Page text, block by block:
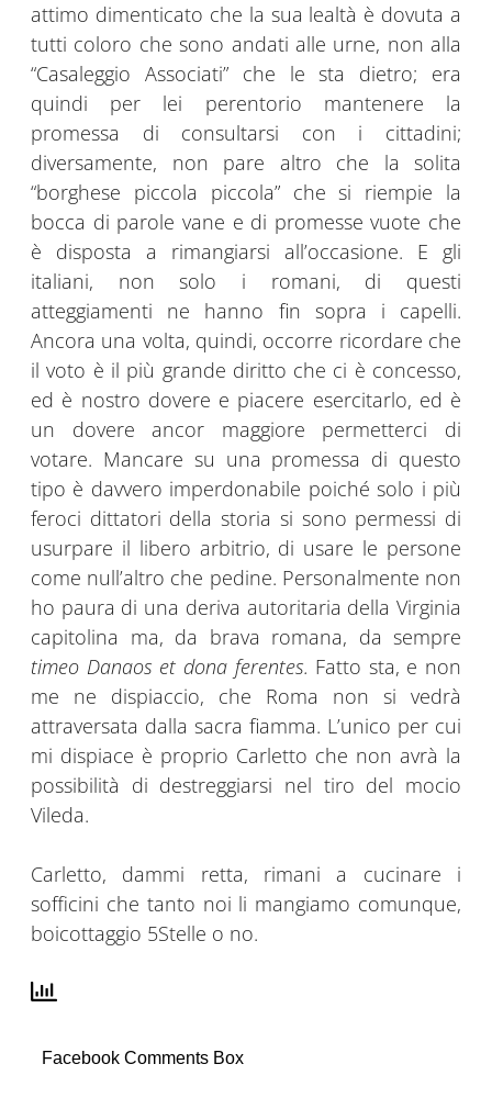
attimo dimenticato che la sua lealtà è dovuta a
tutti coloro che sono andati alle urne, non alla
“Casaleggio Associati” che le sta dietro; era
quindi per lei perentorio mantenere la
promessa di consultarsi con i cittadini;
diversamente, non pare altro che la solita
“borghese piccola piccola” che si riempie la
bocca di parole vane e di promesse vuote che
è disposta a rimangiarsi all’occasione. E gli
italiani, non solo i romani, di questi
atteggiamenti ne hanno fin sopra i capelli.
Ancora una volta, quindi, occorre ricordare che
il voto è il più grande diritto che ci è concesso,
ed è nostro dovere e piacere esercitarlo, ed è
un dovere ancor maggiore permetterci di
votare. Mancare su una promessa di questo
tipo è davvero imperdonabile poiché solo i più
feroci dittatori della storia si sono permessi di
usurpare il libero arbitrio, di usare le persone
come null’altro che pedine. Personalmente non
ho paura di una deriva autoritaria della Virginia
capitolina ma, da brava romana, da sempre
timeo Danaos et dona ferentes. Fatto sta, e non
me ne dispiaccio, che Roma non si vedrà
attraversata dalla sacra fiamma. L’unico per cui
mi dispiace è proprio Carletto che non avrà la
possibilità di destreggiarsi nel tiro del mocio
Vileda.
Carletto, dammi retta, rimani a cucinare i
sofficini che tanto noi li mangiamo comunque,
boicottaggio 5Stelle o no.
Facebook Comments Box